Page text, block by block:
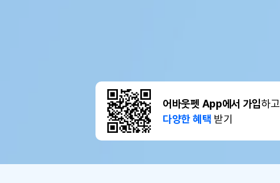
어바웃펫 App에서 가입하고
다양한 혜택 받기